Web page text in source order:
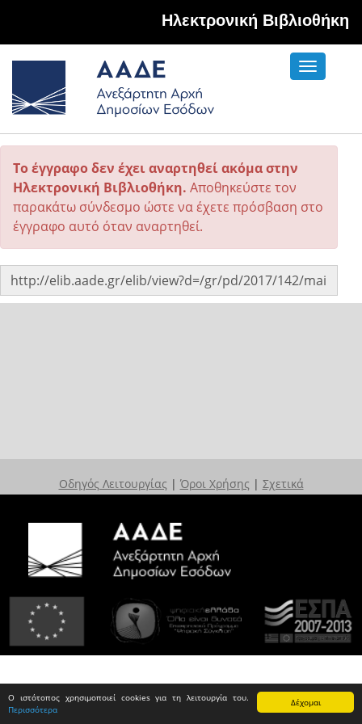
Δέχομαι
Ο ιστότοπος χρησιμοποιεί cookies για τη λειτουργία του.
Περισσότερα
Hλεκτρονική Βιβλιοθήκη
Toggle
Το έγγραφο δεν έχει αναρτηθεί ακόμα στην
Ηλεκτρονική Βιβλιοθήκη. Αποθηκεύστε τον
παρακάτω σύνδεσμο ώστε να έχετε πρόσβαση στο
έγγραφο αυτό όταν αναρτηθεί.
Οδηγός Λειτουργίας | Όροι Χρήσης | Σχετικά